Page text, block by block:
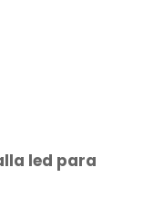
led para